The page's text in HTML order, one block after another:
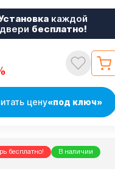
каждой
двери бесплатно!
цену«под ключ»
бесплатно!
В наличии